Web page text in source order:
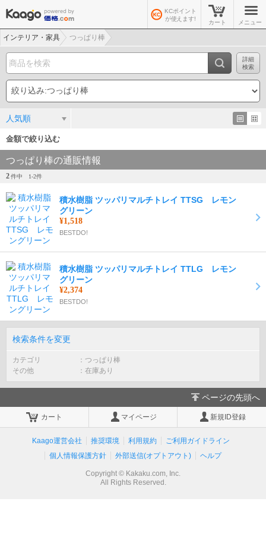
KCポイント
が使えます!
カート メニュー
インテリア・家具 つっぱり棒
詳細
検索
人気順
金額で絞り込む
つっぱり棒の通販情報
2件中 1-2件
積水樹脂 ツッパリマルチトレイ TTSG レモン
グリーン
¥1,518
BESTDO!
積水樹脂 ツッパリマルチトレイ TTLG レモン
グリーン
¥2,374
BESTDO!
検索条件を変更
カテゴリ
つっぱり棒
その他
在庫あり
ページの先頭へ
カート マイページ 新規ID登録
Kaago運営会社 推奨環境 利用規約
ご利用ガイドライン
個人情報保護方針
外部送信(オプトアウト) ヘルプ
Copyright © Kakaku.com, Inc.
All Rights Reserved.